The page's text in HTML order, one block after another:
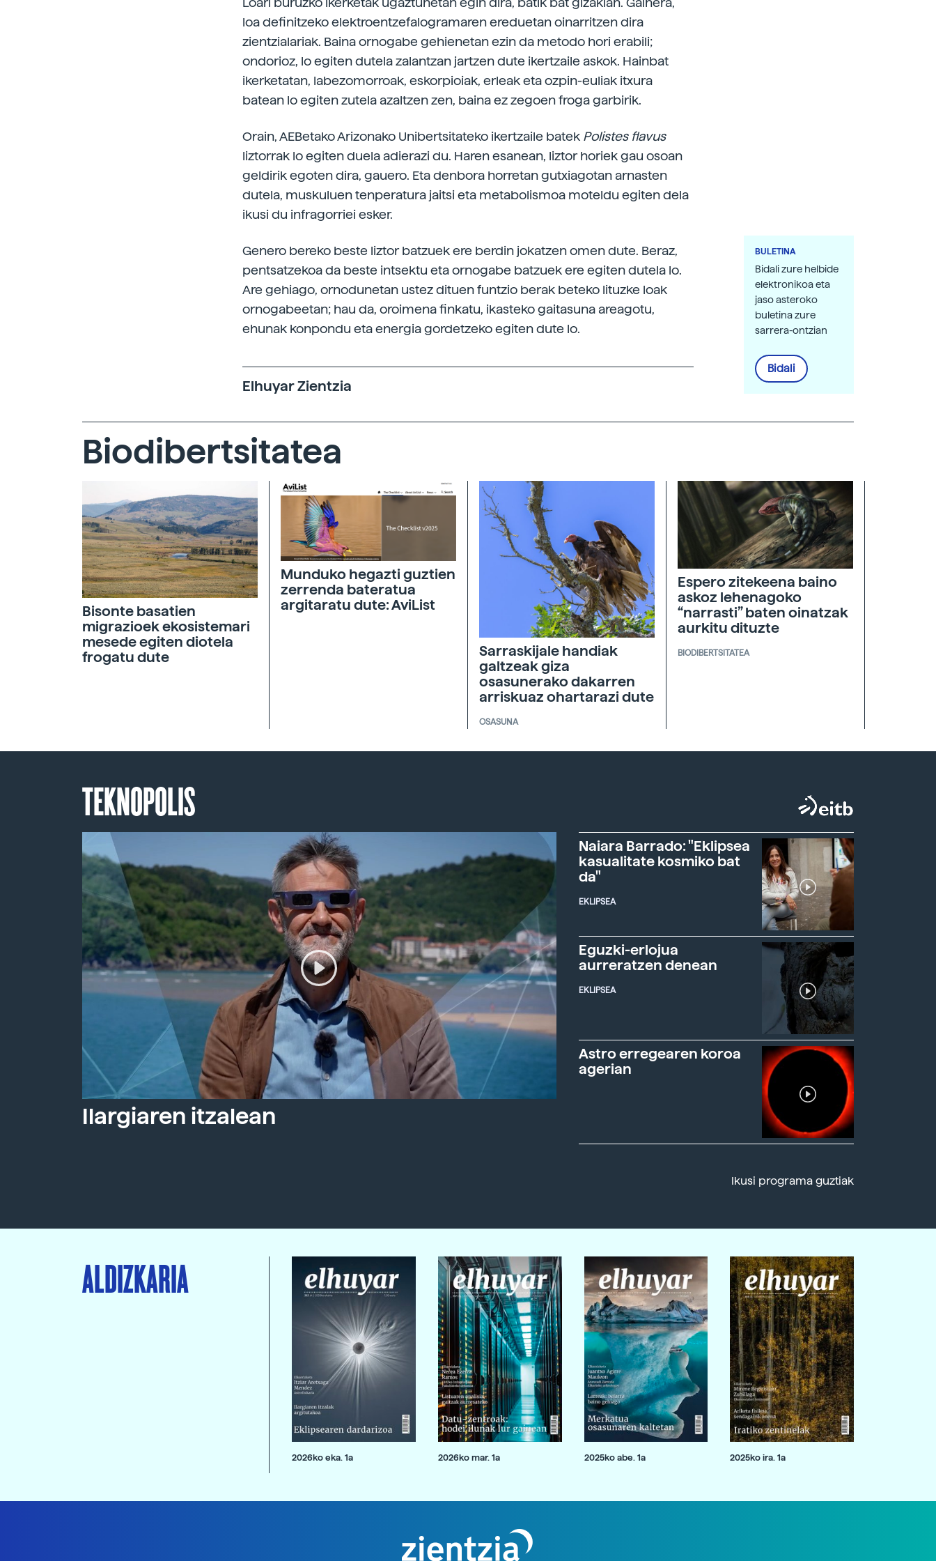
loa definitzeko elektroentzefalogramaren ereduetan oinarritzen dira
zientzialariak. Baina ornogabe gehienetan ezin da metodo hori erabili;
ondorioz, lo egiten dutela zalantzan jartzen dute ikertzaile askok. Hainbat
ikerketatan, labezomorroak, eskorpioiak, erleak eta ozpin-euliak itxura
batean lo egiten zutela azaltzen zen, baina ez zegoen froga garbirik.
Orain, AEBetako Arizonako Unibertsitateko ikertzaile batek Polistes flavus
liztorrak lo egiten duela adierazi du. Haren esanean, liztor horiek gau osoan
geldirik egoten dira, gauero. Eta denbora horretan gutxiagotan arnasten
dutela, muskuluen tenperatura jaitsi eta metabolismoa moteldu egiten dela
ikusi du infragorriei esker.
Genero bereko beste liztor batzuek ere berdin jokatzen omen dute. Beraz,
pentsatzekoa da beste intsektu eta ornogabe batzuek ere egiten dutela lo.
Are gehiago, ornodunetan ustez dituen funtzio berak beteko lituzke loak
ornogabeetan; hau da, oroimena finkatu, ikasteko gaitasuna areagotu,
ehunak konpondu eta energia gordetzeko egiten dute lo.
Elhuyar Zientzia
BULETINA
Bidali zure helbide
elektronikoa eta
jaso asteroko
buletina zure
sarrera-ontzian
Bidali
Biodibertsitatea
Bisonte basatien
migrazioek ekosistemari
mesede egiten diotela
frogatu dute
Munduko hegazti guztien
zerrenda bateratua
argitaratu dute: AviList
Sarraskijale handiak
galtzeak giza
osasunerako dakarren
arriskuaz ohartarazi dute
OSASUNA
Espero zitekeena baino
askoz lehenagoko
“narrasti” baten oinatzak
aurkitu dituzte
BIODIBERTSITATEA
TEKNOPOLIS
Ilargiaren itzalean
Naiara Barrado: "Eklipsea
kasualitate kosmiko bat
da"
EKLIPSEA
Eguzki-erlojua
aurreratzen denean
EKLIPSEA
Astro erregearen koroa
agerian
Ikusi programa guztiak
ALDIZKARIA
2026ko eka. 1a 2026ko mar. 1a 2025ko abe. 1a 2025ko ira. 1a